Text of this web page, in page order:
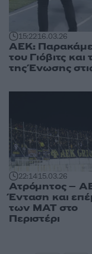
15:2216.03.26
ΑΕΚ:
του Γιόβιτς
της Ένωσης
22:1415.03.26
Ατρόμητος –
Ένταση και
των ΜΑΤ στο
Περιστέρι